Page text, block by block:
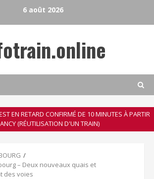
6 août 2026
EN RETARD CONFIRMÉ DE 10 MINUTES À PARTIR
(RÉUTILISATION D'UN TRAIN)
– Deux nouveaux quais et
des voies